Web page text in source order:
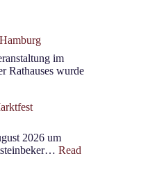
im
Rathauses wurde
2026 um
Read